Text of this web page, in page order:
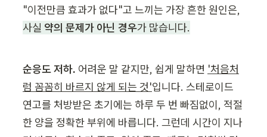
사실 약의 문제가 아닌 경우가 많습니다.
순응도 저하. 어려운 말 같지만, 쉽게 말하면 '처음처
럼 꼼꼼히 바르지 않게 되는 것'입니다. 스테로이드
연고를 처방받은 초기에는 하루 두 번 빠짐없이, 적절
한 양을 정확한 부위에 바릅니다. 그런데 시간이 지나